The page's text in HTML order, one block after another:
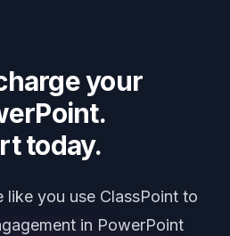
your
today.
like you use ClassPoint to
in PowerPoint